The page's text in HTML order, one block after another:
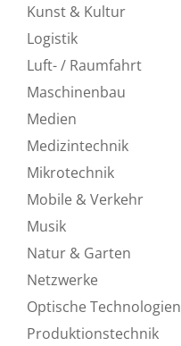
Kunst & Kultur
Logistik
Luft- / Raumfahrt
Maschinenbau
Medien
Medizintechnik
Mikrotechnik
Mobile & Verkehr
Musik
Natur & Garten
Netzwerke
Optische Technologien
Produktionstechnik